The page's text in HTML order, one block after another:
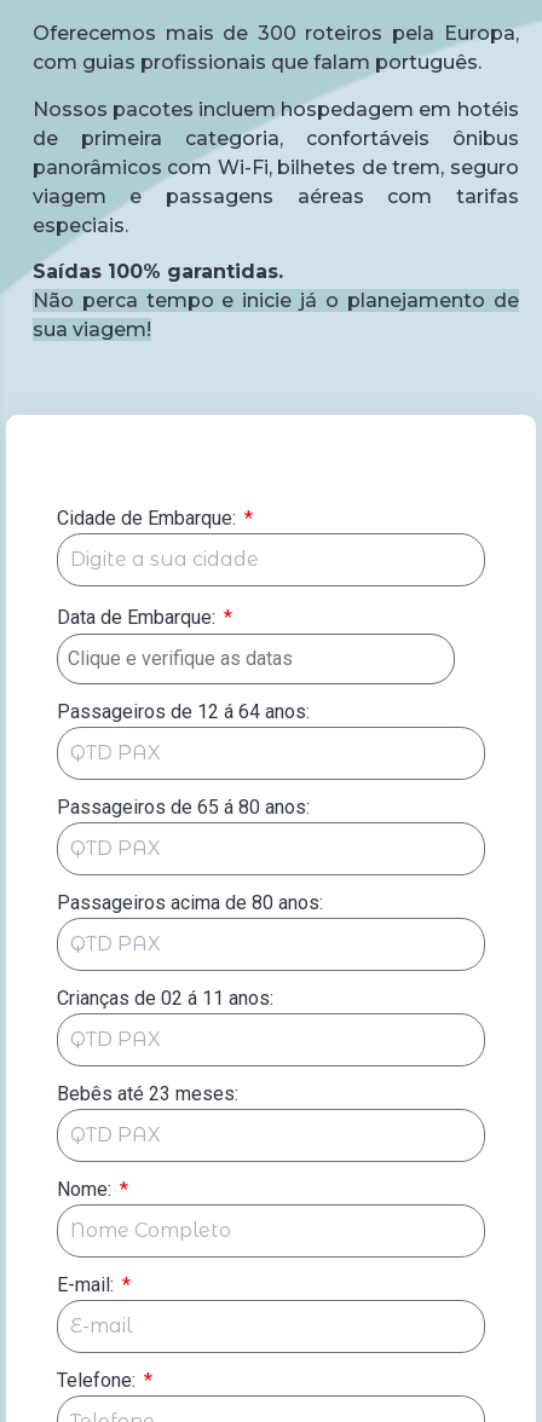
Cidade de Embarque:
Data de Embarque: *
Passageiros de 12 á 64 anos:
Passageiros de 65 á 80 anos:
Passageiros acima de 80 anos:
Crianças de 02 á 11 anos:
Bebês até 23 meses:
Nome:
E-mail:
Telefone:
Oferecemos mais de 300 roteiros pela Europa,
com guias profissionais que falam português.
Nossos pacotes incluem hospedagem em hotéis
de primeira categoria, confortáveis ônibus
panorâmicos com Wi-Fi, bilhetes de trem, seguro
viagem e passagens aéreas com tarifas
especiais.
Saídas 100% garantidas.
Não perca tempo e inicie já o planejamento de
sua viagem!